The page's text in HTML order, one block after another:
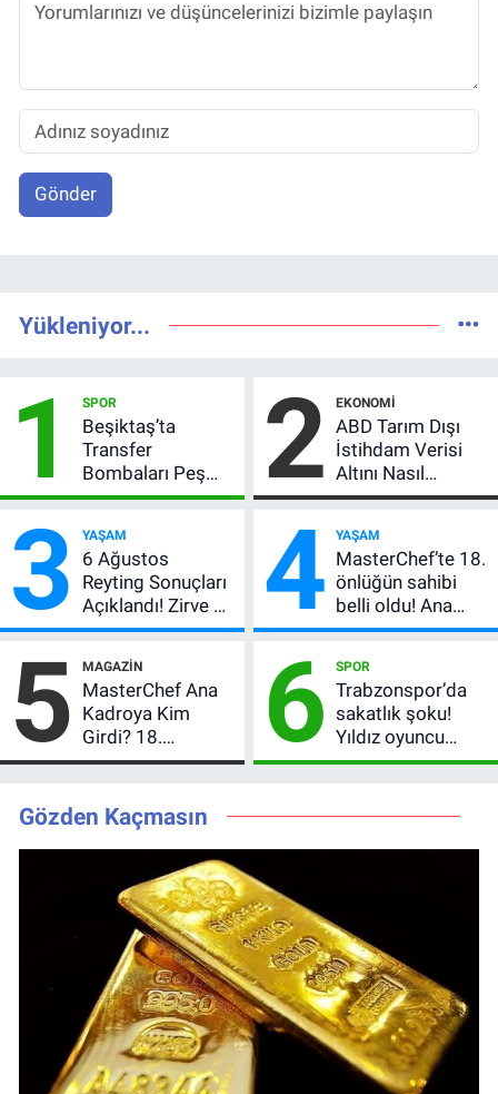
Gönder
Yükleniyor...
1 SPOR
Beşiktaş’ta
Transfer
Bombaları Peş
Peşe! Adalı
Açıkladı, 5 Yıldız
Daha Listede
2 EKONOMI
ABD Tarım Dışı
İstihdam Verisi
Altını Nasıl
Etkiler? Çok Basit
3 YAŞAM
6 Ağustos
Reyting Sonuçları
Açıklandı! Zirve El
Değiştirdi:
MasterChef'i
Geride Bıraktı
4 YAŞAM
MasterChef’te 18.
önlüğün sahibi
belli oldu! Ana
kadroya giren
oldu?
5 MAGAZIN
MasterChef Ana
Kadroya Kim
Girdi? 18.
Önlüğün Sahibi
6 SPOR
Trabzonspor’da
sakatlık şoku!
Yıldız oyuncu
ameliyat oldu,
Gözden Kaçmasın